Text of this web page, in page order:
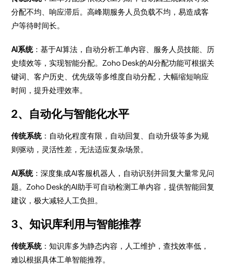
分配不均、响应滞后。高峰期服务人员负载不均，易造成客
户等待时间长。
AI系统：基于AI算法，自动分析工单内容、服务人员技能、历
史绩效等，实现智能分配。Zoho Desk的AI分配功能可根据关
键词、客户历史、优先级等多维度自动分配，大幅缩短响应
时间，提升处理效率。
2、自动化与智能化水平
传统系统：自动化程度有限，自动回复、自动升级等多为规
则驱动，灵活性差，无法适应复杂场景。
AI系统：深度集成AI客服机器人，自动识别并回复大量常见问
题。Zoho Desk的AI助手可自动检测工单内容，提供智能回复
建议，极大减轻人工负担。
3、知识库利用与智能推荐
传统系统：知识库多为静态内容，人工维护，查找效率低，
难以根据具体工单智能推荐。